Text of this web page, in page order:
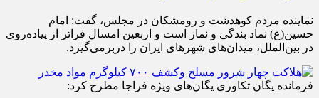
نماینده مردم کوهدشت و رومشکان در مجلس، گفت: امام
حسین(ع) نماد بندگی و نماز است و اربعین امسال فراتر از پیاده‌روی
در بین‌الملل، میدان‌های شهرهای ایران را دربرمی‌گیرد.
فرمانده یگان تکاوری یگان‌های ویژه فراجا مطرح کرد: